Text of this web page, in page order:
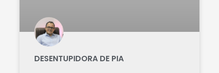
DESENTUPIDORA DE PIA